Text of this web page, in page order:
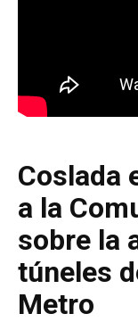
Coslada
a la
sobre la
túneles
Metro